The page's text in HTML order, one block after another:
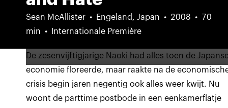
Sean McAllister Engeland, Japan 2008
70
min
Internationale Première
De zesenvijftigjarige Naoki had alles toen de
economie floreerde, maar raakte na de
crisis begin jaren negentig ook alles weer kwijt. Nu
woont de parttime postbode in een eenkamerflatje